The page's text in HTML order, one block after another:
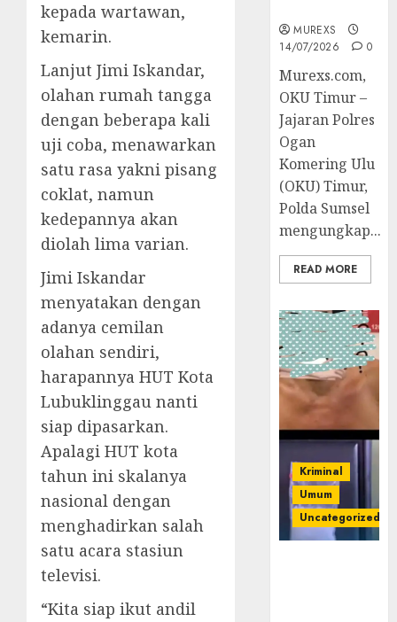
kepada wartawan,
kemarin.
Lanjut Jimi Iskandar,
olahan rumah tangga
dengan beberapa kali
uji coba, menawarkan
satu rasa yakni pisang
coklat, namun
kedepannya akan
diolah lima varian.
Jimi Iskandar
menyatakan dengan
adanya cemilan
olahan sendiri,
harapannya HUT Kota
Lubuklinggau nanti
siap dipasarkan.
Apalagi HUT kota
tahun ini skalanya
nasional dengan
menghadirkan salah
satu acara stasiun
televisi.
“Kita siap ikut andil
MUREXS
14/07/2026
0
Murexs.com,
OKU Timur –
Jajaran Polres
Ogan
Komering Ulu
(OKU) Timur,
Polda Sumsel
mengungkap...
READ MORE
Kriminal
Umum
Uncategorized